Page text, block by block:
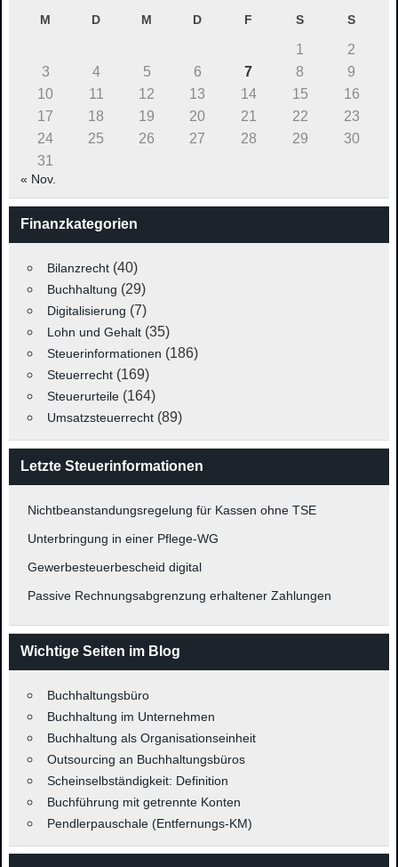
M D M D F S S
1
2
3
4 5 6 7 8
9
10
11 12 13 14 15
16
17
18 19 20 21 22
23
24
25 26 27 28 29
30
31
« Nov.
Finanzkategorien
Bilanzrecht(40)
Buchhaltung (29)
Digitalisierung (7)
Lohn und Gehalt(35)
Steuerinformationen (186)
Steuerrecht(169)
Steuerurteile(164)
Umsatzsteuerrecht(89)
Letzte Steuerinformationen
Nichtbeanstandungsregelung für Kassen ohne TSE
Unterbringung in einer Pflege-WG
Gewerbesteuerbescheid digital
Passive Rechnungsabgrenzung erhaltener Zahlungen
Wichtige Seiten im Blog
Buchhaltungsbüro
Buchhaltung im Unternehmen
Buchhaltung als Organisationseinheit
Outsourcing an Buchhaltungsbüros
Scheinselbständigkeit: Definition
Buchführung mit getrennte Konten
Pendlerpauschale (Entfernungs-KM)